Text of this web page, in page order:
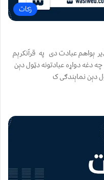
زکات
ېواهم عبادت دی ‍ په قرآنکرېم
دغه دواړه عبادتونه دټول دېن
دېن نماېندګی ک